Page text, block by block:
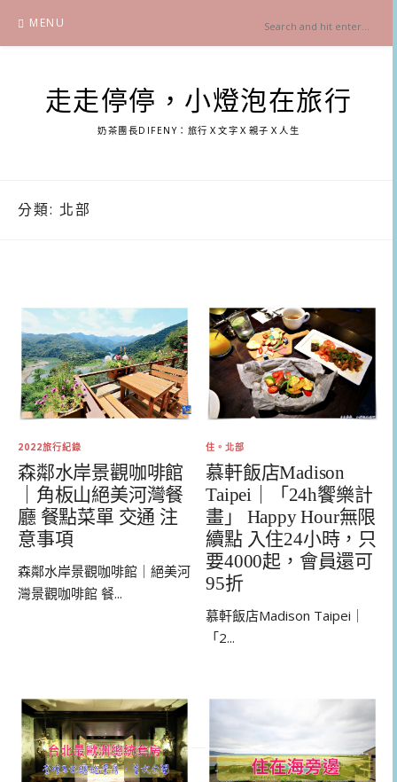
content
MENU
走走停停，小燈泡在旅行
奶茶團長DIFENY：旅行Ｘ文字Ｘ親子Ｘ人生
分類: 北部
2022旅行紀錄
森鄰水岸景觀咖啡館
｜角板山絕美河灣餐
廳 餐點菜單 交通 注
意事項
森鄰水岸景觀咖啡館｜絕美河
灣景觀咖啡館 餐...
住。北部
慕軒飯店Madison
Taipei｜「24h饗樂計
畫」 Happy Hour無限
續點 入住24小時，只
要4000起，會員還可
95折
慕軒飯店Madison Taipei｜
「2...